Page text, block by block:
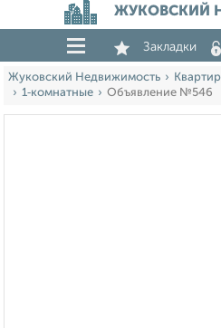
ЖУКОВСКИЙ
Закладки
Жуковский Недвижимость
1‑комнатные
Объявление №546